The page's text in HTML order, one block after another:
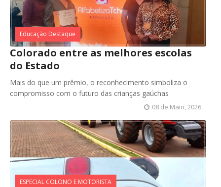
Educação Destaque
Colorado entre as melhores escolas
do Estado
Mais do que um prêmio, o reconhecimento simboliza o
compromisso com o futuro das crianças gaúchas
08 de Maio, 2026
ESPECIAL COLONO E MOTORISTA